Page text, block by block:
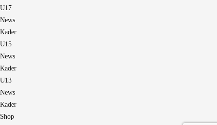
U17
News
Kader
U15
News
Kader
U13
News
Kader
Shop